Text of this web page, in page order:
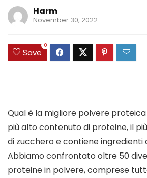
Harm
November 30, 2022
Save
0
Qual è la migliore polvere
più alto contenuto di proteine, il
di zucchero e contiene ingredienti
Abbiamo confrontato oltre 50
proteine ​​in polvere, comprese